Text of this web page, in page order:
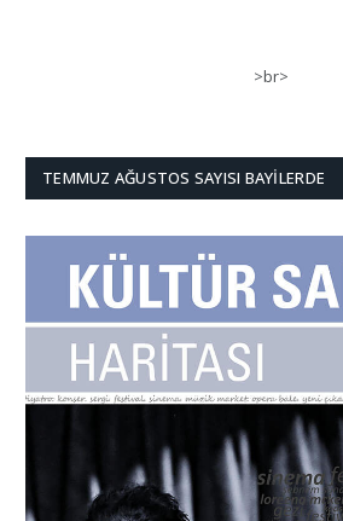
>br>
TEMMUZ AĞUSTOS SAYISI BAYILERDE